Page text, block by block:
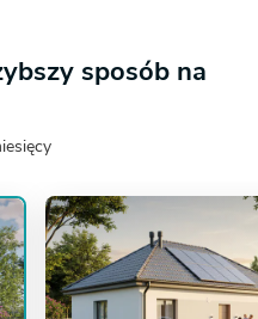
sposób na